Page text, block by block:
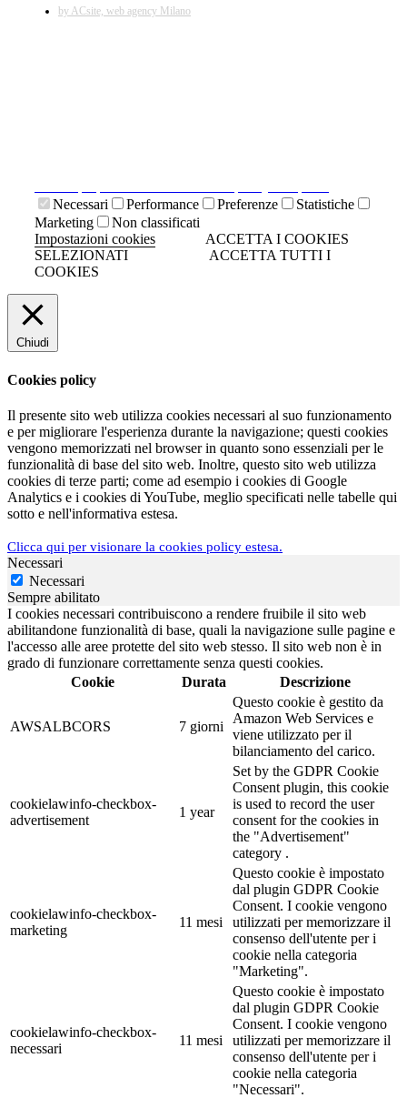
by ACsite, web agency Milano
Necessari
Performance Preferenze
Statistiche
Marketing
Non classificati
Impostazioni cookies
ACCETTA I COOKIES
SELEZIONATI
ACCETTA TUTTI I
COOKIES
Chiudi
Cookies policy
Il presente sito web utilizza cookies necessari al suo funzionamento
e per migliorare l'esperienza durante la navigazione; questi cookies
vengono memorizzati nel browser in quanto sono essenziali per le
funzionalità di base del sito web. Inoltre, questo sito web utilizza
cookies di terze parti; come ad esempio i cookies di Google
Analytics e i cookies di YouTube, meglio specificati nelle tabelle qui
sotto e nell'informativa estesa.
Clicca qui per visionare la cookies policy estesa.
Necessari
Necessari
Sempre abilitato
I cookies necessari contribuiscono a rendere fruibile il sito web
abilitandone funzionalità di base, quali la navigazione sulle pagine e
l'accesso alle aree protette del sito web stesso. Il sito web non è in
grado di funzionare correttamente senza questi cookies.
Cookie
Durata Descrizione
AWSALBCORS 7 giorni
Questo cookie è gestito da
Amazon Web Services e
viene utilizzato per il
bilanciamento del carico.
cookielawinfo-checkbox-
advertisement
1 year
Set by the GDPR Cookie
Consent plugin, this cookie
is used to record the user
consent for the cookies in
the "Advertisement"
category .
cookielawinfo-checkbox-
marketing
11 mesi
Questo cookie è impostato
dal plugin GDPR Cookie
Consent. I cookie vengono
utilizzati per memorizzare il
consenso dell'utente per i
cookie nella categoria
"Marketing".
cookielawinfo-checkbox-
necessari
11 mesi
Questo cookie è impostato
dal plugin GDPR Cookie
Consent. I cookie vengono
utilizzati per memorizzare il
consenso dell'utente per i
cookie nella categoria
"Necessari".